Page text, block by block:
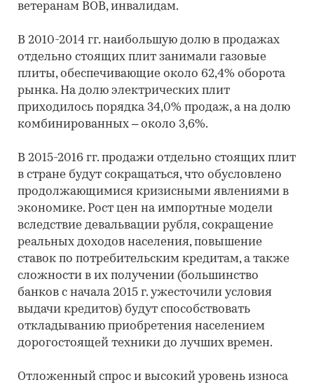
ветеранам ВОВ, инвалидам.
В 2010-2014 гг. наибольшую долю в продажах
отдельно стоящих плит занимали газовые
плиты, обеспечивающие около 62,4% оборота
рынка. На долю электрических плит
приходилось порядка 34,0% продаж, а на долю
комбинированных – около 3,6%.
В 2015-2016 гг. продажи отдельно стоящих плит
в стране будут сокращаться, что обусловлено
продолжающимися кризисными явлениями в
экономике. Рост цен на импортные модели
вследствие девальвации рубля, сокращение
реальных доходов населения, повышение
ставок по потребительским кредитам, а также
сложности в их получении (большинство
банков с начала 2015 г. ужесточили условия
выдачи кредитов) будут способствовать
откладыванию приобретения населением
дорогостоящей техники до лучших времен.
Отложенный спрос и высокий уровень износа